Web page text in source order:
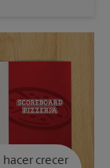
crecer